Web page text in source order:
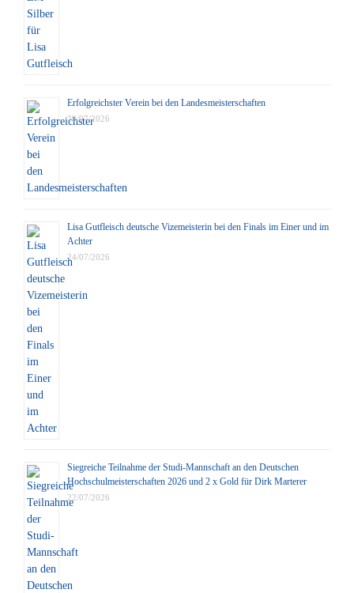
Erfolgreichster Verein bei den Landesmeisterschaften
29/07/2026
Lisa Gutfleisch deutsche Vizemeisterin bei den Finals im Einer und im
Achter
24/07/2026
Siegreiche Teilnahme der Studi-Mannschaft an den Deutschen
Hochschulmeisterschaften 2026 und 2 x Gold für Dirk Marterer
22/07/2026